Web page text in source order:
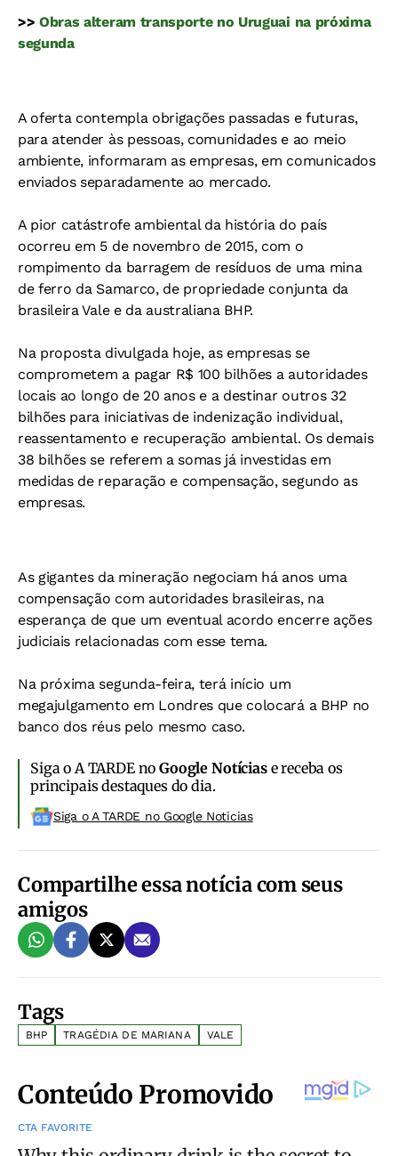
>>Obras alteram transporte no Uruguai na próxima
segunda
A oferta contempla obrigações passadas e futuras,
para atender às pessoas, comunidades e ao meio
ambiente, informaram as empresas, em comunicados
enviados separadamente ao mercado.
A pior catástrofe ambiental da história do país
ocorreu em 5 de novembro de 2015, com o
rompimento da barragem de resíduos de uma mina
de ferro da Samarco, de propriedade conjunta da
brasileira Vale e da australiana BHP.
Na proposta divulgada hoje, as empresas se
comprometem a pagar R$ 100 bilhões a autoridades
locais ao longo de 20 anos e a destinar outros 32
bilhões para iniciativas de indenização individual,
reassentamento e recuperação ambiental. Os demais
38 bilhões se referem a somas já investidas em
medidas de reparação e compensação, segundo as
empresas.
As gigantes da mineração negociam há anos uma
compensação com autoridades brasileiras, na
esperança de que um eventual acordo encerre ações
judiciais relacionadas com esse tema.
Na próxima segunda-feira, terá início um
megajulgamento em Londres que colocará a BHP no
banco dos réus pelo mesmo caso.
Siga o A TARDE noGoogle Notíciase receba os
principais destaques do dia.
Siga o A TARDE no Google Noticias
Compartilhe essa notícia com seus
amigos
Tags
BHP TRAGÉDIA DE MARIANA VALE